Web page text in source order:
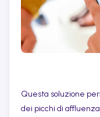
Questa soluzione
dei picchi di